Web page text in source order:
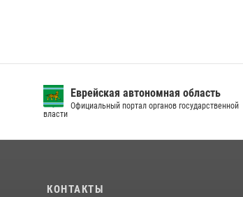
Еврейская автономная область
Официальный портал органов государственной
власти
КОНТАКТЫ